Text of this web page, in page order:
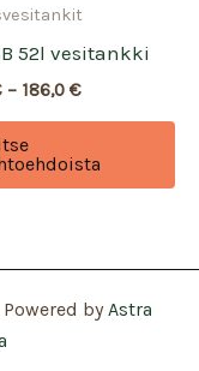
52l vesitankki
– 186,0 €Hintaluokka:
186,0 €
on
Powered byAstra